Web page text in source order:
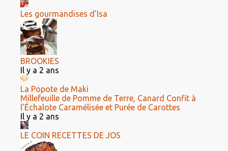
Les gourmandises d'Isa
BROOKIES
Il y a 2 ans
La Popote de Maki
Millefeuille de Pomme de Terre, Canard Confit à
l’Échalote Caramélisée et Purée de Carottes
Il y a 2 ans
LE COIN RECETTES DE JOS